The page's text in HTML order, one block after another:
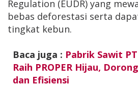
Regulation (EUDR) yang
bebas deforestasi serta
tingkat kebun.
Baca juga : Pabrik Sawit
Raih PROPER Hijau,
dan Efisiensi